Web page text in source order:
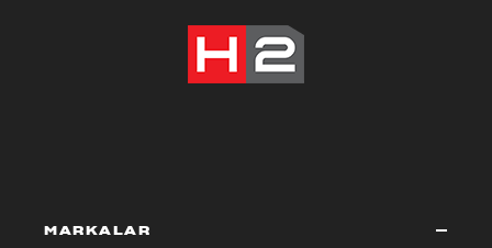
MARKALAR